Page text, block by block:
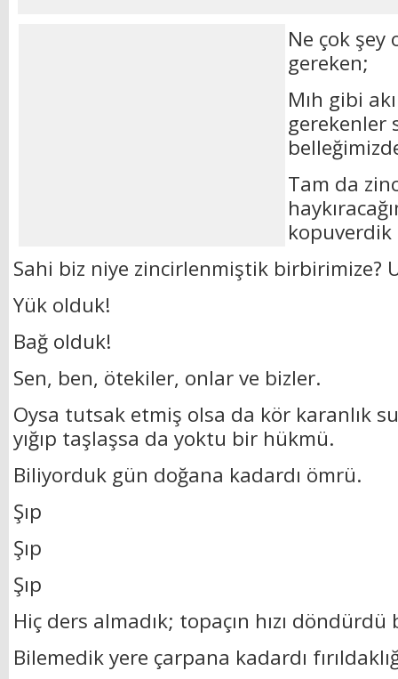
Ne çok şey
gereken;
Mıh gibi
gerekenler
Tam da
kopuverdik
Sahi biz niye zincirlenmiştik birbirimize?
Yük olduk!
Bağ olduk!
Sen, ben, ötekiler, onlar ve bizler.
Oysa tutsak etmiş olsa da kör karanlık
yığıp taşlaşsa da yoktu bir hükmü.
Biliyorduk gün doğana kadardı ömrü.
Şıp
Şıp
Şıp
Hiç ders almadık; topaçın hızı döndürdü
Bilemedik yere çarpana kadardı